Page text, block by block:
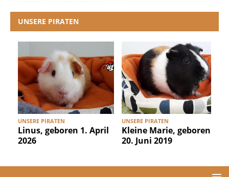
UNSERE PIRATEN
UNSERE PIRATEN
Linus, geboren 1. April
2026
UNSERE PIRATEN
Kleine Marie, geboren
20. Juni 2019